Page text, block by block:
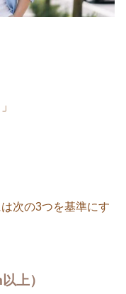
次の3つを基準にす
上）